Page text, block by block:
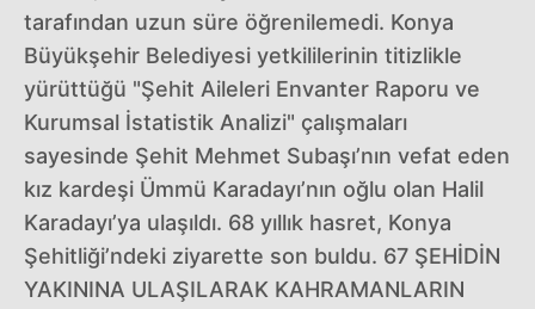
tarafından uzun süre öğrenilemedi. Konya
Büyükşehir Belediyesi yetkililerinin titizlikle
yürüttüğü "Şehit Aileleri Envanter Raporu ve
Kurumsal İstatistik Analizi" çalışmaları
sayesinde Şehit Mehmet Subaşı’nın vefat eden
kız kardeşi Ümmü Karadayı’nın oğlu olan Halil
Karadayı’ya ulaşıldı. 68 yıllık hasret, Konya
Şehitliği’ndeki ziyarette son buldu. 67 ŞEHİDİN
YAKININA ULAŞILARAK KAHRAMANLARIN